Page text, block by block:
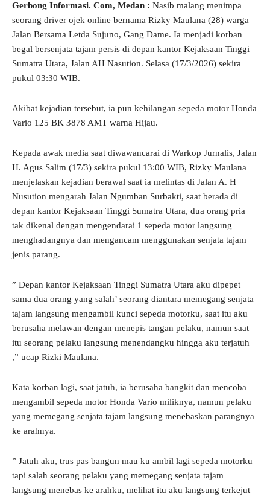
Gerbong Informasi. Com, Medan : Nasib malang menimpa
seorang driver ojek online bernama Rizky Maulana (28) warga
Jalan Bersama Letda Sujuno, Gang Dame. Ia menjadi korban
begal bersenjata tajam persis di depan kantor Kejaksaan Tinggi
Sumatra Utara, Jalan AH Nasution. Selasa (17/3/2026) sekira
pukul 03:30 WIB.
Akibat kejadian tersebut, ia pun kehilangan sepeda motor Honda
Vario 125 BK 3878 AMT warna Hijau.
Kepada awak media saat diwawancarai di Warkop Jurnalis, Jalan
H. Agus Salim (17/3) sekira pukul 13:00 WIB, Rizky Maulana
menjelaskan kejadian berawal saat ia melintas di Jalan A. H
Nusution mengarah Jalan Ngumban Surbakti, saat berada di
depan kantor Kejaksaan Tinggi Sumatra Utara, dua orang pria
tak dikenal dengan mengendarai 1 sepeda motor langsung
menghadangnya dan mengancam menggunakan senjata tajam
jenis parang.
” Depan kantor Kejaksaan Tinggi Sumatra Utara aku dipepet
sama dua orang yang salah’ seorang diantara memegang senjata
tajam langsung mengambil kunci sepeda motorku, saat itu aku
berusaha melawan dengan menepis tangan pelaku, namun saat
itu seorang pelaku langsung menendangku hingga aku terjatuh
,” ucap Rizki Maulana.
Kata korban lagi, saat jatuh, ia berusaha bangkit dan mencoba
mengambil sepeda motor Honda Vario miliknya, namun pelaku
yang memegang senjata tajam langsung menebaskan parangnya
ke arahnya.
” Jatuh aku, trus pas bangun mau ku ambil lagi sepeda motorku
tapi salah seorang pelaku yang memegang senjata tajam
langsung menebas ke arahku, melihat itu aku langsung terkejut